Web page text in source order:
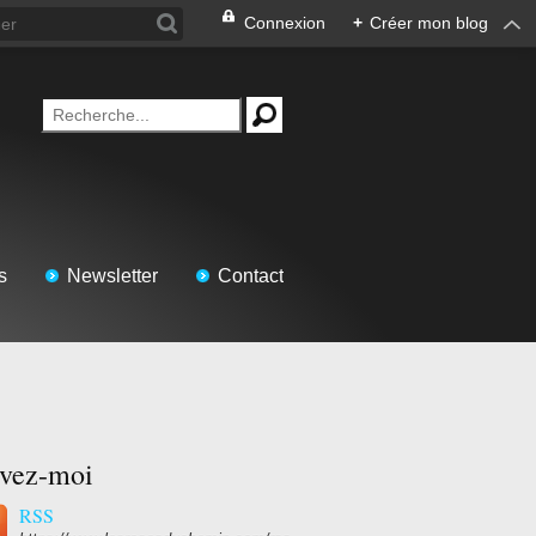
Connexion + Créer mon blog
Newsletter Contact
moi
RSS